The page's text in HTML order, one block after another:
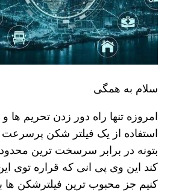
سلام به همگی
امروزه تنها راه دور زدن تحریم ها
استفاده از یک فیلتر شکن پرسرعت
بتونه در برابر سرسخت ترین
کند این وی پی انی که قراره توی
کنیم جز محبوب ترین فیلترشکن ها